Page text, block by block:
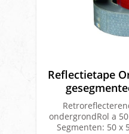
Reflectietape
ondergrondRol a
Segmenten: 50 x